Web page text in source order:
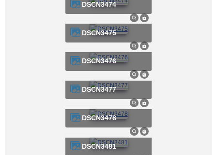
DSCN3474
DSCN3475
DSCN3476
DSCN3477
DSCN3478
DSCN3481